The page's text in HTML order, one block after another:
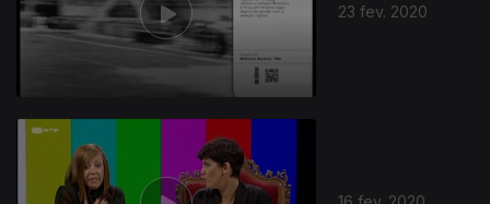
23 fev. 2020